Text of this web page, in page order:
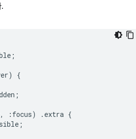
;
)
{
;
, : focus) . extra {
;